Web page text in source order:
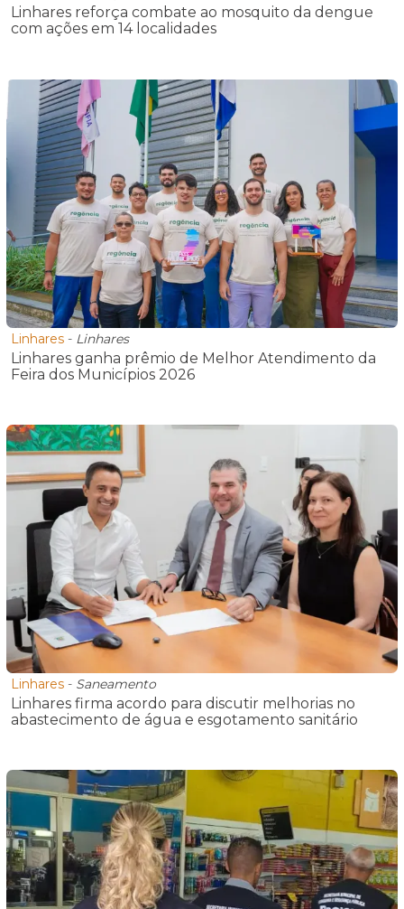
Linhares reforça combate ao mosquito da dengue
com ações em 14 localidades
Linhares - Linhares
Linhares ganha prêmio de Melhor Atendimento da
Feira dos Municípios 2026
Linhares - Saneamento
Linhares firma acordo para discutir melhorias no
abastecimento de água e esgotamento sanitário